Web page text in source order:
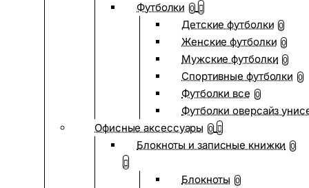
Футболки 0
Детские футболки 0
Женские футболки 0
Мужские футболки 0
Спортивные футболки 0
Футболки все 0
Футболки оверсайз
Офисные аксессуары 0
Блокноты и записные книжки 0
Блокноты 0